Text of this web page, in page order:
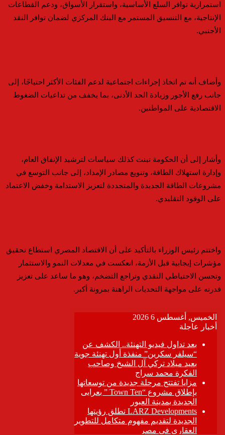
استمرارية توافر السلع الأساسية، واستقرار الأسواق، ودعم القطاعات
الإنتاجية، مع التنسيق المستمر مع البنك المركزي لضمان توافر النقد
الأجنبي.
وأضاف أنه تم اتخاذ إجراءات اجتماعية لدعم الفئات الأكثر احتياجًا، إلى
جانب رفع الأجور وزيادة الحد الأدنى، بما يخفف من تداعيات الضغوط
الاقتصادية على المواطنين.
وأشار إلى أن الحكومة تبنت كذلك سياسات لترشيد الإنفاق العام،
وإدارة استهلاك الطاقة، وتنويع مصادر الإمداد، إلى جانب التوسع في
مشروعات الطاقة الجديدة والمتجددة لتعزيز الاستدامة وخفض الاعتماد
على الوقود التقليدي.
واختتم رئيس الوزراء بالتأكيد على أن الاقتصاد المصري استطاع تحقيق
مؤشرات إيجابية قبل الأزمة، انعكست في معدلات النمو والاستثمار
وتحسن الاحتياطي النقدي وتراجع التضخم، وهو ما ساعد على تعزيز
قدرته على مواجهة التحديات الراهنة بمرونة أكبر.